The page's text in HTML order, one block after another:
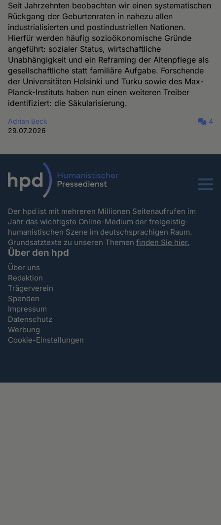
Seit Jahrzehnten beobachten wir einen systematischen
Rückgang der Geburtenraten in nahezu allen
industrialisierten und postindustriellen Nationen.
Hierfür werden häufig sozioökonomische Gründe
angeführt: sozialer Status, wirtschaftliche
Unabhängigkeit und ein Reframing der Altenpflege als
gesellschaftliche statt familiäre Aufgabe. Forschende
der Universitäten Helsinki und Turku sowie des Max-
Planck-Instituts haben nun einen weiteren Treiber
identifiziert: die Säkularisierung.
Adrian Beck
29.07.2026
4
Menu
Der hpd ist mit mehreren Millionen Seitenaufrufen im
Jahr das wichtigste Online-Medium der freigeistig-
humanistischen Szene im deutschsprachigen Raum.
Grundsatztexte zu unseren Themenfinden Sie hier.
Über den hpd
Über uns
Redaktion
Trägerverein
Spenden
Impressum
Datenschutz
Werbung
Cookie-Einstellungen